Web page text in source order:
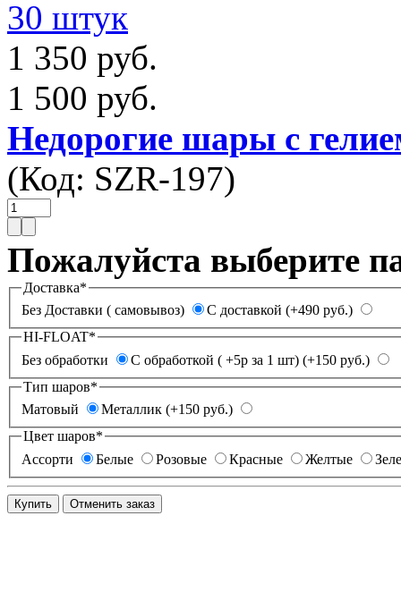
1 350 руб.
1 500 руб.
Недорогие шары с
(Код: SZR-197)
Пожалуйста выберите
Доставка*
Без Доставки ( самовывоз)
С доставкой (+490 руб.)
HI-FLOAT*
Без обработки
С обработкой ( +5р за 1 шт) (+150 руб.)
Тип шаров*
Матовый
Металлик (+150 руб.)
Цвет шаров*
Ассорти
Белые Розовые Красные Желтые